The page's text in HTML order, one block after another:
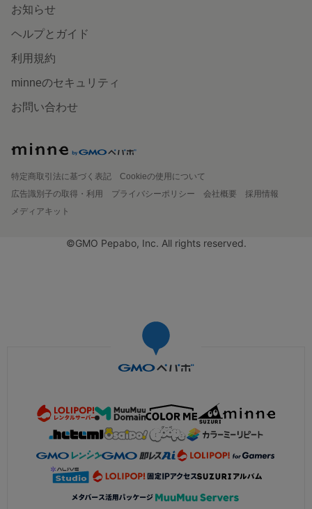
お知らせ
ヘルプとガイド
利用規約
minneのセキュリティ
お問い合わせ
特定商取引法に基づく表記
Cookieの使用について
広告識別子の取得・利用
プライバシーポリシー 会社概要
採用情報
メディアキット
©GMO Pepabo, Inc. All rights reserved.